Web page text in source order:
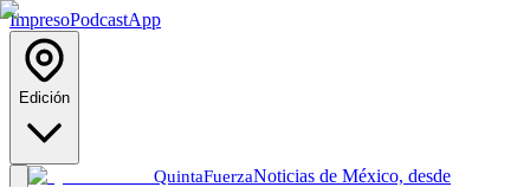
ImpresoPodcastApp
Edición
QuintaFuerzaNoticias de México, desde